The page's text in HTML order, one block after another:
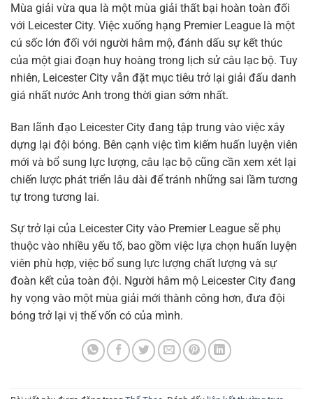
Mùa giải vừa qua là một mùa giải thất bại hoàn toàn đối
với Leicester City. Việc xuống hạng Premier League là một
cú sốc lớn đối với người hâm mộ, đánh dấu sự kết thúc
của một giai đoạn huy hoàng trong lịch sử câu lạc bộ. Tuy
nhiên, Leicester City vẫn đặt mục tiêu trở lại giải đấu danh
giá nhất nước Anh trong thời gian sớm nhất.
Ban lãnh đạo Leicester City đang tập trung vào việc xây
dựng lại đội bóng. Bên cạnh việc tìm kiếm huấn luyện viên
mới và bổ sung lực lượng, câu lạc bộ cũng cần xem xét lại
chiến lược phát triển lâu dài để tránh những sai lầm tương
tự trong tương lai.
Sự trở lại của Leicester City vào Premier League sẽ phụ
thuộc vào nhiều yếu tố, bao gồm việc lựa chọn huấn luyện
viên phù hợp, việc bổ sung lực lượng chất lượng và sự
đoàn kết của toàn đội. Người hâm mộ Leicester City đang
hy vọng vào một mùa giải mới thành công hơn, đưa đội
bóng trở lại vị thế vốn có của mình.